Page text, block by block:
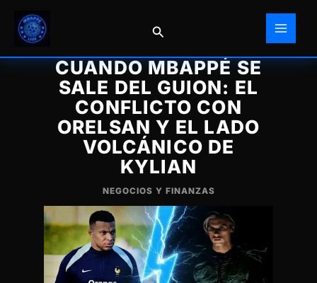
contenido
Buscar
CUANDO MBAPPÉ SE
SALE DEL GUION: EL
CONFLICTO CON
ORELSAN Y EL LADO
VOLCÁNICO DE
KYLIAN
NEGOCIOS Y FINANZAS